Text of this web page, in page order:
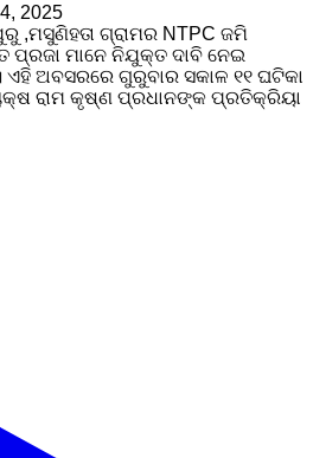
2025
,ମସୁଣିହତା ଗ୍ରାମର NTPC ଜମି
ମାନେ ନିଯୁକ୍ତ ଦାବି ନେଇ
ଅବସରରେ ଗୁରୁବାର ସକାଳ ୧୧ ଘଟିକା
ରାମ କୃଷ୍ଣ ପ୍ରଧାନଙ୍କ ପ୍ରତିକ୍ରିୟା